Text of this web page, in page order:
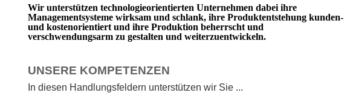
Wir unterstützen technologieorientierten Unternehmen dabei ihre
Managementsysteme wirksam und schlank, ihre Produktentstehung kunden-
und kostenorientiert und ihre Produktion beherrscht und
verschwendungsarm zu gestalten und weiterzuentwickeln.
UNSERE KOMPETENZEN
In diesen Handlungsfeldern unterstützen wir Sie ...